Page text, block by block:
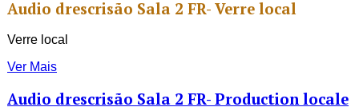
Audio drescrisão Sala 2 FR- Verre local
Verre local
Ver Mais
Audio drescrisão Sala 2 FR- Production locale